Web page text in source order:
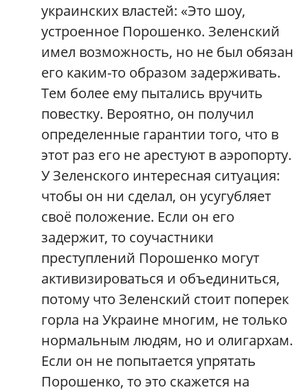
украинских властей: «Это шоу,
устроенное Порошенко. Зеленский
имел возможность, но не был обязан
его каким-то образом задерживать.
Тем более ему пытались вручить
повестку. Вероятно, он получил
определенные гарантии того, что в
этот раз его не арестуют в аэропорту.
У Зеленского интересная ситуация:
чтобы он ни сделал, он усугубляет
своё положение. Если он его
задержит, то соучастники
преступлений Порошенко могут
активизироваться и объединиться,
потому что Зеленский стоит поперек
горла на Украине многим, не только
нормальным людям, но и олигархам.
Если он не попытается упрятать
Порошенко, то это скажется на